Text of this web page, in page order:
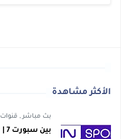
الأكثر مشاهدة
بث مباشر , قنوات